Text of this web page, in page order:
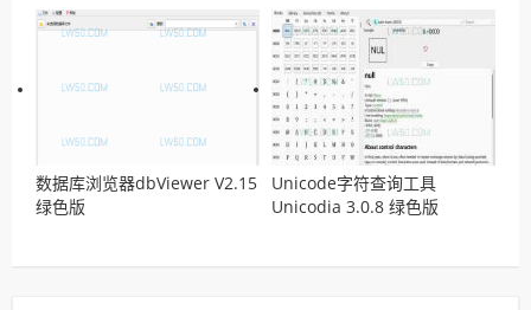
数据库浏览器dbViewer V2.15
绿色版
Unicode字符查询工具
Unicodia 3.0.8 绿色版